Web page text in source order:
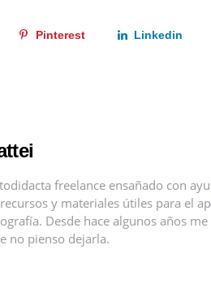
Pinterest Linkedin
freelance ensañado con
y materiales útiles para el
Desde hace algunos años
no pienso dejarla.